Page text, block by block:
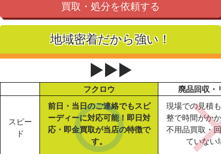
買取・処分を依頼する
地域密着だから強い！
▶▶▶
フクロウ 廃品回収・
スピー
ド
前日・当日のご連絡でもスピ
ーディーに対応可能！即日対
応・即金買取が当店の特徴で
す。
現場での見積
整で時間がか
不用品買取・
ていない